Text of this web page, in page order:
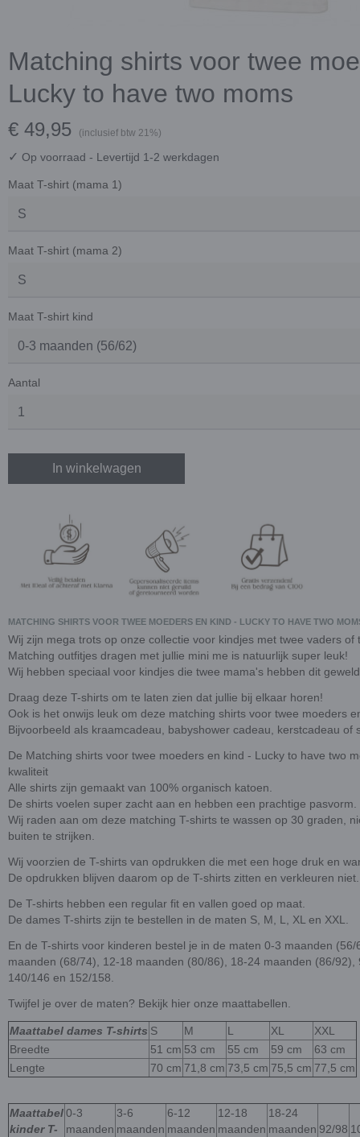
Matching shirts voor twee
Lucky to have two moms
€ 49,95 (inclusief btw 21%)
✓ Op voorraad - Levertijd 1-2 werkdagen
Maat T-shirt (mama 1)
Maat T-shirt (mama 2)
Maat T-shirt kind
Aantal
In winkelwagen
MATCHING SHIRTS VOOR TWEE MOEDERS EN KIND - LUCKY TO HAVE TWO
Wij zijn mega trots op onze collectie voor kindjes met twee vaders of
Matching outfitjes dragen met jullie mini me is natuurlijk super leuk!
Wij hebben speciaal voor kindjes die twee mama's hebben dit
Draag deze T-shirts om te laten zien dat jullie bij elkaar horen!
Ook is het onwijs leuk om deze matching shirts voor twee moeders
Bijvoorbeeld als kraamcadeau, babyshower cadeau, kerstcadeau of
De Matching shirts voor twee moeders en kind - Lucky to have two
kwaliteit
Alle shirts zijn gemaakt van 100% organisch katoen.
De shirts voelen super zacht aan en hebben een prachtige pasvorm.
Wij raden aan om deze matching T-shirts te wassen op 30 graden,
buiten te strijken.
Wij voorzien de T-shirts van opdrukken die met een hoge druk en
De opdrukken blijven daarom op de T-shirts zitten en verkleuren niet.
De T-shirts hebben een regular fit en vallen goed op maat.
De dames T-shirts zijn te bestellen in de maten S, M, L, XL en XXL.
En de T-shirts voor kinderen bestel je in de maten 0-3 maanden
maanden (68/74), 12-18 maanden (80/86), 18-24 maanden (86/
140/146 en 152/158.
Twijfel je over de maten? Bekijk hier onze maattabellen.
Maattabel dames T-shirts S M L XL
XXL
Breedte
51 cm 53 cm 55 cm 59 cm
63 cm
Lengte
70 cm 71,8 cm 73,5 cm 75,5 cm 77,5 cm
Maattabel
kinder T-
0-3
maanden
3-6
maanden
6-12
maanden
12-18
maanden
18-24
maanden 92/98